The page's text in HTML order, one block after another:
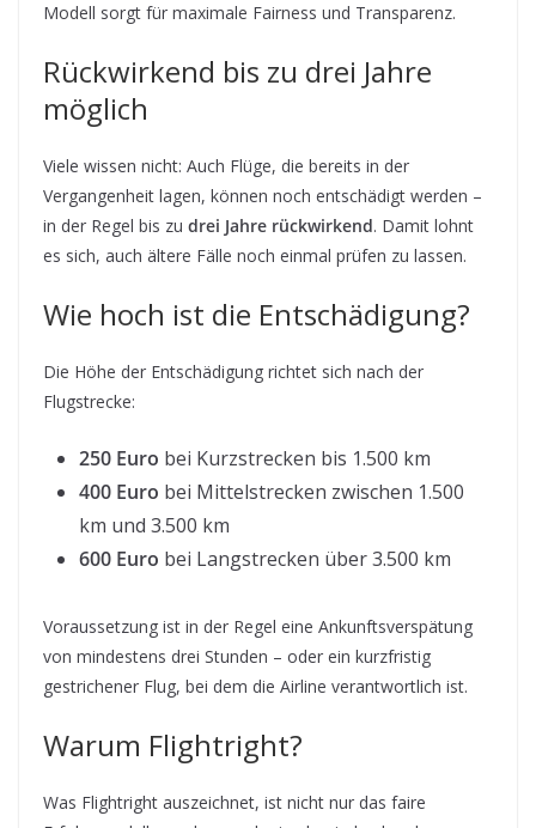
Modell sorgt für maximale Fairness und Transparenz.
Rückwirkend bis zu drei Jahre
möglich
Viele wissen nicht: Auch Flüge, die bereits in der
Vergangenheit lagen, können noch entschädigt werden –
in der Regel bis zu drei Jahre rückwirkend. Damit lohnt
es sich, auch ältere Fälle noch einmal prüfen zu lassen.
Wie hoch ist die Entschädigung?
Die Höhe der Entschädigung richtet sich nach der
Flugstrecke:
250 Euro bei Kurzstrecken bis 1.500 km
400 Euro bei Mittelstrecken zwischen 1.500
km und 3.500 km
600 Euro bei Langstrecken über 3.500 km
Voraussetzung ist in der Regel eine Ankunftsverspätung
von mindestens drei Stunden – oder ein kurzfristig
gestrichener Flug, bei dem die Airline verantwortlich ist.
Warum Flightright?
Was Flightright auszeichnet, ist nicht nur das faire